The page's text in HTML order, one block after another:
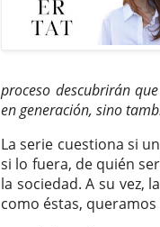
proceso descubrirán
en generación, sino
La serie cuestiona si
si lo fuera, de quién
la sociedad. A su vez,
como éstas,